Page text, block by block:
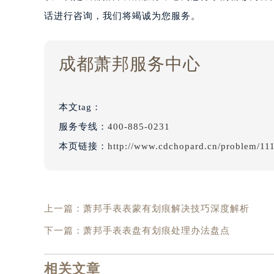
话进行咨询，我们将竭诚为您服务。
成都萧邦服务中心
本文tag：
服务专线： 400-885-0231
本页链接： http://www.cdchopard.cn/problem/
上一篇： 萧邦手表表蒙有划痕解决技巧深度解析
下一篇： 萧邦手表表盘有划痕处理办法盘点
相关文章